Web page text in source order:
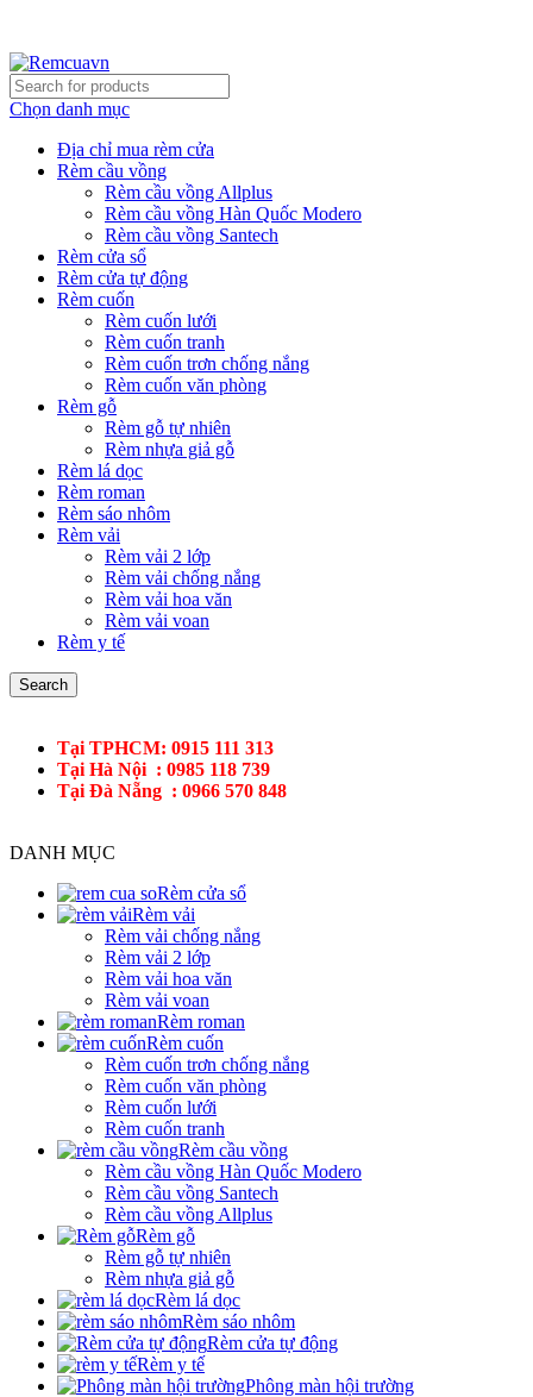
Chọn danh mục
Địa chỉ mua rèm cửa
Rèm cầu vồng
Rèm cầu vồng Allplus
Rèm cầu vồng Hàn Quốc Modero
Rèm cầu vồng Santech
Rèm cửa sổ
Rèm cửa tự động
Rèm cuốn
Rèm cuốn lưới
Rèm cuốn tranh
Rèm cuốn trơn chống nắng
Rèm cuốn văn phòng
Rèm gỗ
Rèm gỗ tự nhiên
Rèm nhựa giả gỗ
Rèm lá dọc
Rèm roman
Rèm sáo nhôm
Rèm vải
Rèm vải 2 lớp
Rèm vải chống nắng
Rèm vải hoa văn
Rèm vải voan
Rèm y tế
Search
Tại TPHCM: 0915 111 313
Tại Hà Nội : 0985 118 739
Tại Đà Nẵng : 0966 570 848
DANH MỤC
Rèm cửa sổ
Rèm vải
Rèm vải chống nắng
Rèm vải 2 lớp
Rèm vải hoa văn
Rèm vải voan
Rèm roman
Rèm cuốn
Rèm cuốn trơn chống nắng
Rèm cuốn văn phòng
Rèm cuốn lưới
Rèm cuốn tranh
Rèm cầu vồng
Rèm cầu vồng Hàn Quốc Modero
Rèm cầu vồng Santech
Rèm cầu vồng Allplus
Rèm gỗ
Rèm gỗ tự nhiên
Rèm nhựa giả gỗ
Rèm lá dọc
Rèm sáo nhôm
Rèm cửa tự động
Rèm y tế
Phông màn hội trường